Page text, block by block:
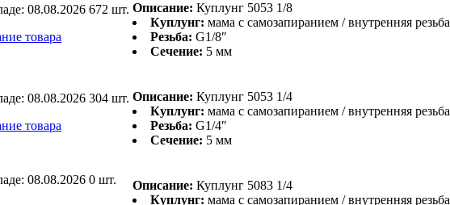
08.08.2026 672 шт.
товара
Описание: Куплунг 5053 1/8
Куплунг: мама с самозапиранием / внутренняя резьба
Резьба: G1/8″
Сечение: 5 мм
08.08.2026 304 шт.
товара
Описание: Куплунг 5053 1/4
Куплунг: мама с самозапиранием / внутренняя резьба
Резьба: G1/4″
Сечение: 5 мм
08.08.2026 0 шт.
Описание: Куплунг 5083 1/4
Куплунг: мама с самозапиранием / внутренняя резьба